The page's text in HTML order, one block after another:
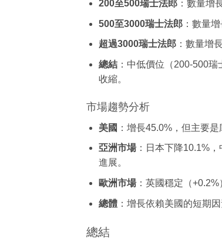
200至500瑞士法郎：數量增
500至3000瑞士法郎：數量增
超過3000瑞士法郎：數量增
總結：中低價位（200-500瑞
收縮。
市場趨勢分析
美國 ：增長45.0%，但主要
亞洲市場：日本下降10.1%
進展。
歐洲市場：英國穩定（+0.2%
總體：增長依賴美國的短期
總結